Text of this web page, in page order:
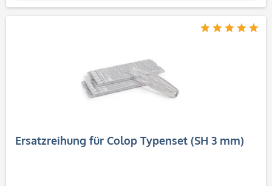
Ersatzreihung für Colop Typenset (SH 3 mm)